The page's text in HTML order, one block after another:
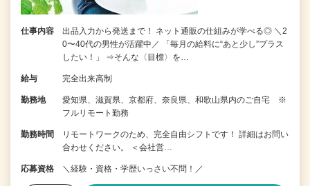
仕事内容
出品入力から発送まで！ ネット通販の仕組みが学べる◎ ＼2
0〜40代の男性が活躍中／ 「毎月の給料に“あと少し”プラス
したい！」 ⇒そんな〈目標〉を…
給与 完全出来高制
勤務地
愛知県、滋賀県、京都府、奈良県、和歌山県内のご自宅 ※
フルリモート勤務
勤務時間
リモートワークのため、完全自由シフトです！ 詳細はお問い
合わせください。 ＜会社営…
応募資格 ＼経験・資格・学歴いっさい不問！／